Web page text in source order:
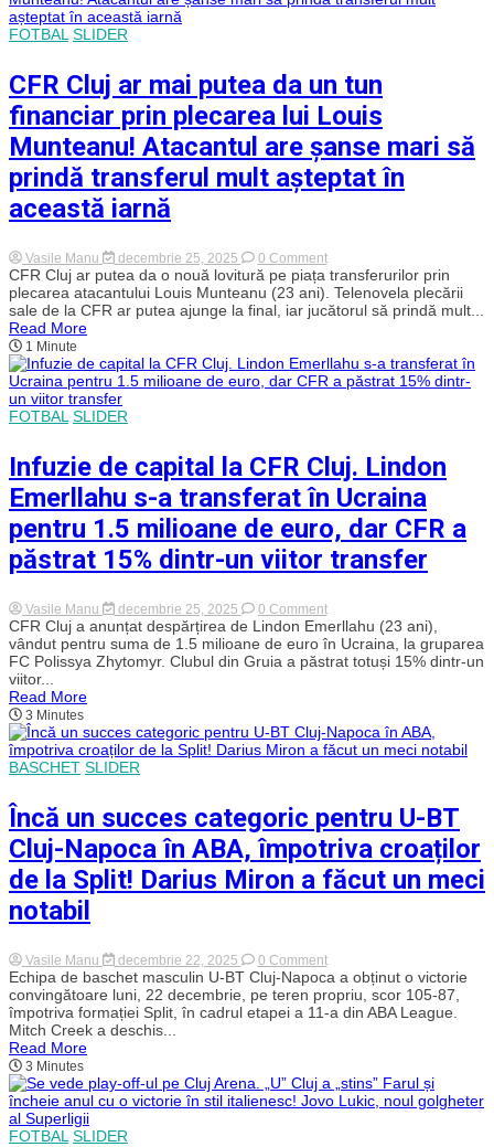
Superliga
gata
îl
transfere
pe
FOTBAL SLIDER
CFR Cluj ar mai putea da un tun
financiar prin plecarea lui Louis
Munteanu! Atacantul are șanse mari să
prindă transferul mult așteptat în
această iarnă
Vasile Manu decembrie 25, 2025 0 Commenton
CFR
Cluj
ar
mai
un
tun
Louis
Munteanu!
Atacantul
are
șanse
mari
să
prindă
așteptat
în
această
iarnă
CFR Cluj ar putea da o nouă lovitură pe piața transferurilor prin
plecarea atacantului Louis Munteanu (23 ani). Telenovela plecării
sale de la CFR ar putea ajunge la final, iar jucătorul să prindă mult...
Read More
1 Minute
FOTBAL SLIDER
Infuzie de capital la CFR Cluj. Lindon
Emerllahu s-a transferat în Ucraina
pentru 1.5 milioane de euro, dar CFR a
păstrat 15% dintr-un viitor transfer
Vasile Manu decembrie 25, 2025 0 Commenton
Infuzie
de
capital
la
Emerllahu
s-
a
Ucraina
pentru
1.5
milioane
de
euro,
15%
dintr-
un
viitor
CFR Cluj a anunțat despărțirea de Lindon Emerllahu (23 ani),
vândut pentru suma de 1.5 milioane de euro în Ucraina, la gruparea
FC Polissya Zhytomyr. Clubul din Gruia a păstrat totuși 15% dintr-un
viitor...
Read More
3 Minutes
BASCHET SLIDER
Încă un succes categoric pentru U-BT
Cluj-Napoca în ABA, împotriva croaților
de la Split! Darius Miron a făcut un meci
notabil
Vasile Manu decembrie 22, 2025 0 Commenton
Încă
un
succes
categoric
Cluj-
Napoca
în
Echipa de baschet masculin U-BT Cluj-Napoca a obținut o victorie
convingătoare luni, 22 decembrie, pe teren propriu, scor 105-87,
împotriva formației Split, în cadrul etapei a 11-a din ABA League.
Mitch Creek a deschis...
Read More
3 Minutes
FOTBAL SLIDER